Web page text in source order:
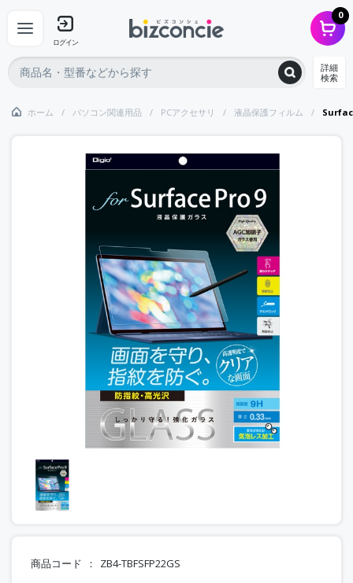
ログイン
0
詳細
検索
ホーム パソコン関連用品 PCアクセサリ 液晶保護フィルム
商品コード ZB4-TBFSFP22GS